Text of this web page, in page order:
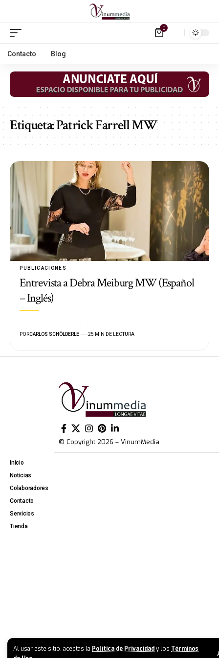
Al usar este sitio, aceptas la Política de Privacidad y los Términos
0
Contacto Blog
Etiqueta:Patrick Farrell MW
PUBLICACIONES
Entrevista a Debra Meiburg MW (Español
– Inglés)
…
PORCARLOS SCHÖLDERLE 25 MIN DE LECTURA
© Copyright 2026 – VinumMedia
Inicio
Noticias
Colaboradores
Contacto
Servicios
Tienda